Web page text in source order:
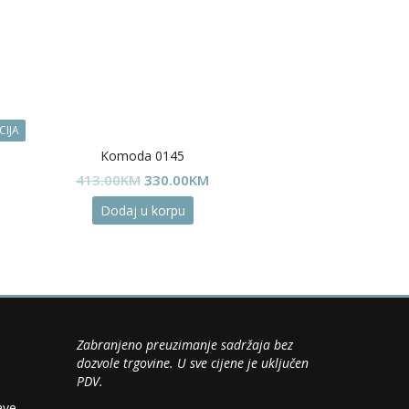
Komoda 0145
413.00KM Original
price
was:
330.00KM
Dodaj u korpu
Zabranjeno preuzimanje sadržaja bez
dozvole trgovine. U sve cijene je uključen
PDV.